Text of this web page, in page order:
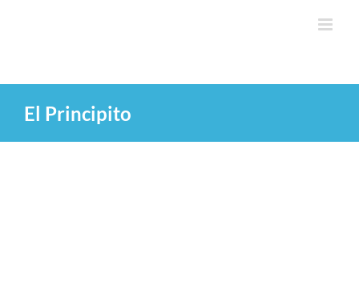
El Principito